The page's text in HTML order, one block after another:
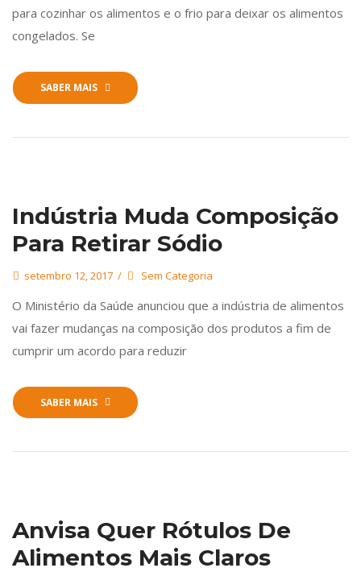
para cozinhar os alimentos e o frio para deixar os alimentos
congelados. Se
SABER MAIS
Indústria Muda Composição
Para Retirar Sódio
setembro 12, 2017 Sem Categoria
O Ministério da Saúde anunciou que a indústria de alimentos
vai fazer mudanças na composição dos produtos a fim de
cumprir um acordo para reduzir
SABER MAIS
Anvisa Quer Rótulos De
Alimentos Mais Claros